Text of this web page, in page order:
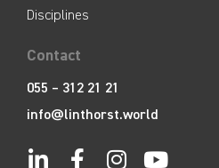
Disciplines
Contact
055 – 312 21 21
info@linthorst.world